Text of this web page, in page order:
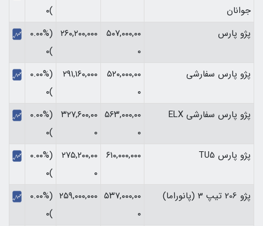
جوانان
)۰
پژو پارس
۵۰۷,۰۰۰,۰۰
۰
۲۶۰,۲۰۰,۰۰۰
(۰.۰۰%
)۰
پژو پارس سفارشی
۵۲۰,۰۰۰,۰۰
۰
۲۹۱,۱۶۰,۰۰۰
(۰.۰۰%
)۰
پژو پارس سفارشی ELX
۵۶۳,۰۰۰,۰۰
۰
۳۲۷,۶۰۰,۰۰
۰
(۰.۰۰%
)۰
پژو پارس TU5
۶۱۰,۰۰۰,۰۰۰
۲۷۵,۲۰۰,۰۰
۰
(۰.۰۰%
)۰
پژو 206 تیپ 3 (پانوراما)
۵۳۷,۰۰۰,۰۰
۰
۲۵۹,۰۰۰,۰۰۰
(۰.۰۰%
)۰